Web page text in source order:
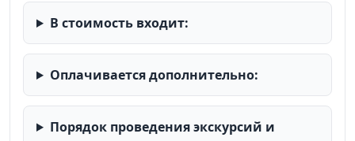
В стоимость входит:
Оплачивается дополнительно:
Порядок проведения экскурсий и